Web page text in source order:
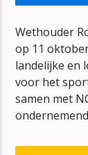
IT WILL
FELIX
Wethouder
op 11
landelijke en
voor het
samen met